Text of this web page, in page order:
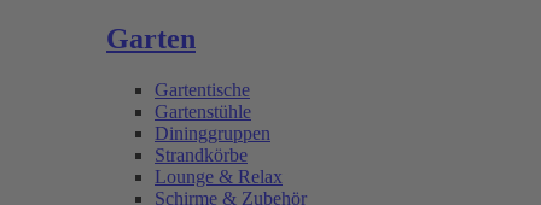
Garten
Gartentische
Gartenstühle
Dininggruppen
Strandkörbe
Lounge & Relax
Schirme & Zubehör